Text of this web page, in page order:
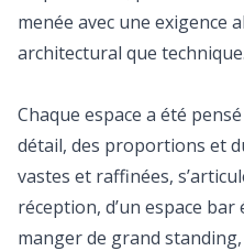
menée avec une exigence
architectural que technique.
Chaque espace a été
détail, des proportions et
vastes et raffinées,
réception, d’un espace bar
manger de grand